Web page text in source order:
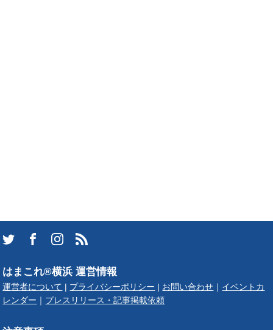
はまこれ®横浜 運営情報
運営者について プライバシーポリシー お問い合わせ
イベントカ
レンダー
プレスリリース・記事掲載依頼